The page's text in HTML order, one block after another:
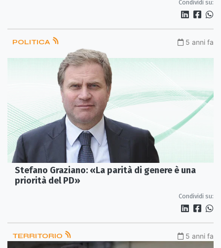
Condividi su:
POLITICA 5 anni fa
Stefano Graziano: «La parità di genere è una
priorità del PD»
Condividi su:
TERRITORIO 5 anni fa